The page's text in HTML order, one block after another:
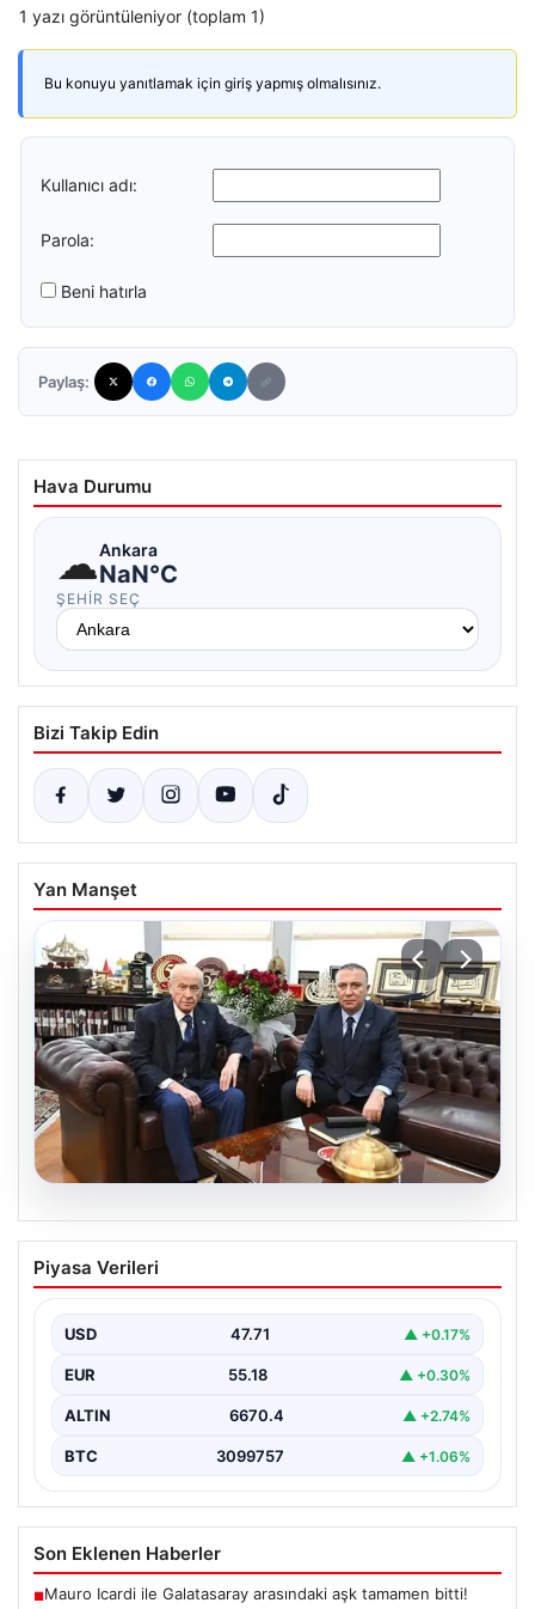
1 yazı görüntüleniyor (toplam 1)
Bu konuyu yanıtlamak için giriş yapmış olmalısınız.
Kullanıcı adı:
Parola:
Beni hatırla
Paylaş:
Hava Durumu
☁Ankara
NaN°C
ŞEHIR SEÇ
Bizi Takip Edin
Yan Manşet
06.08.2026
‘Çerçeve Yasa’ya imza atmayan tek
MHP’li vekilden çarpıcı paylaşım
Piyasa Verileri
USD 47.71 ▲ +0.17%
EUR 55.18 ▲ +0.30%
ALTIN 6670.4 ▲ +2.74%
BTC 3099757 ▲ +1.06%
Son Eklenen Haberler
■Mauro Icardi ile Galatasaray arasındaki aşk tamamen bitti!